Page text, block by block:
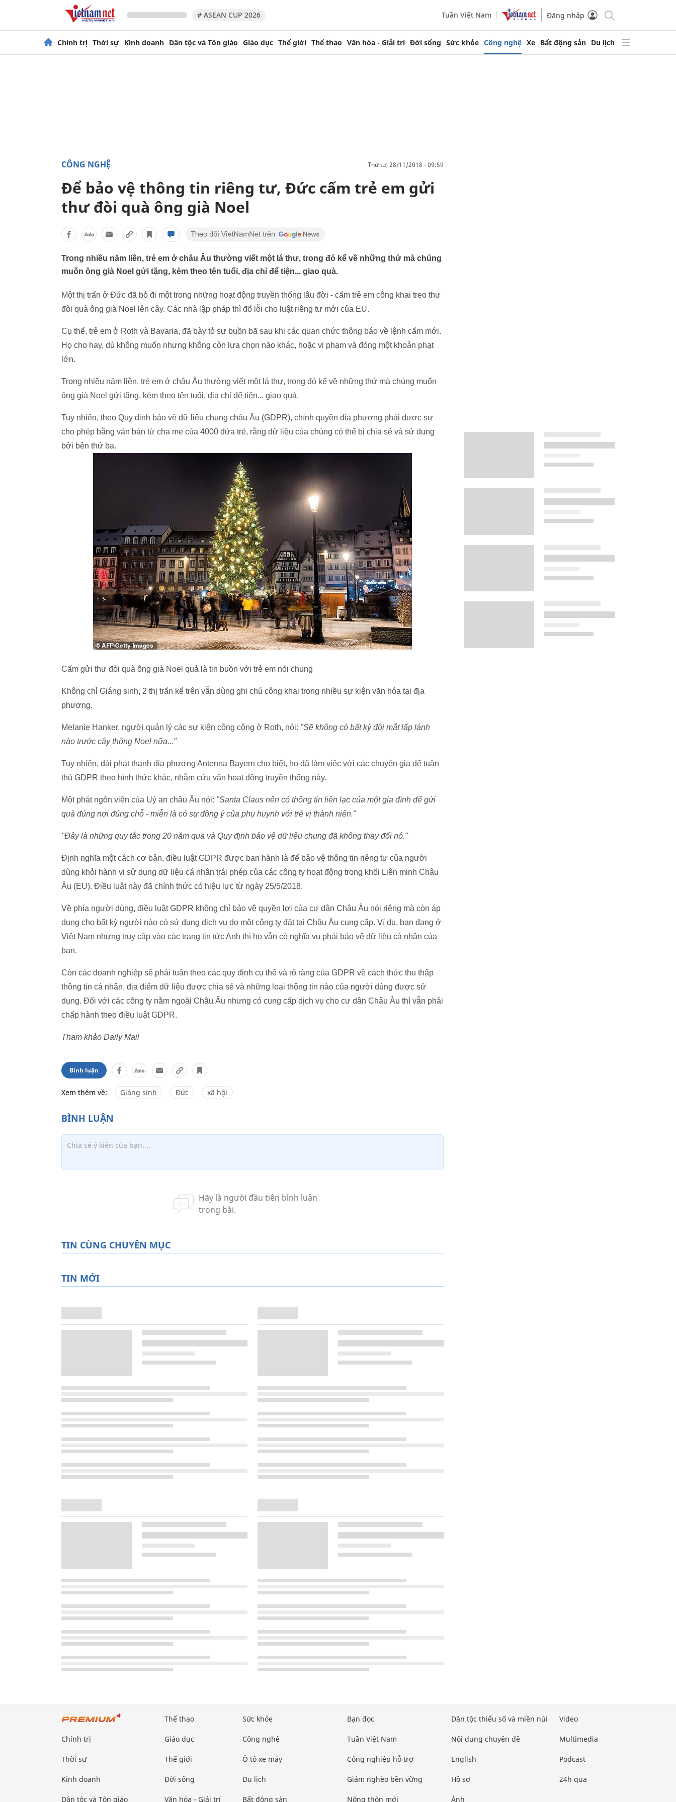
# ASEAN CUP 2026 Tuần Việt Nam Đăng nhập
Chính trị Thời sự Kinh doanh Dân tộc và Tôn giáo Giáo dục Thế giới Thể thao Văn hóa - Giải trí Đời sống Sức khỏe Công nghệ Xe Bất động sản Du lịch
CÔNG NGHỆ thứ tư, 28/11/2018 - 09:59
Để bảo vệ thông tin riêng tư, Đức cấm trẻ em gửi
thư đòi quà ông già Noel
Trong nhiều năm liền, trẻ em ở châu Âu thường viết một lá thư, trong đó kể về những thứ mà chúng
muốn ông già Noel gửi tặng, kèm theo tên tuổi, địa chỉ để tiện... giao quà.
Một thị trấn ở Đức đã bỏ đi một trong những hoạt động truyền thống lâu đời - cấm trẻ em công khai treo thư
đòi quà ông già Noel lên cây. Các nhà lập pháp thì đổ lỗi cho luật riêng tư mới của EU.
Cụ thể, trẻ em ở Roth và Bavaria, đã bày tỏ sự buồn bã sau khi các quan chức thông báo về lệnh cấm mới.
Họ cho hay, dù không muốn nhưng không còn lựa chọn nào khác, hoặc vi phạm và đóng một khoản phạt
lớn.
Trong nhiều năm liền, trẻ em ở châu Âu thường viết một lá thư, trong đó kể về những thứ mà chúng muốn
ông già Noel gửi tặng, kèm theo tên tuổi, địa chỉ để tiện... giao quà.
Tuy nhiên, theo Quy định bảo vệ dữ liệu chung châu Âu (GDPR), chính quyền địa phương phải được sự
cho phép bằng văn bản từ cha mẹ của 4000 đứa trẻ, rằng dữ liệu của chúng có thể bị chia sẻ và sử dụng
bởi bên thứ ba.
Cấm gửi thư đòi quà ông già Noel quả là tin buồn với trẻ em nói chung
Không chỉ Giáng sinh, 2 thị trấn kể trên vẫn dùng ghi chú công khai trong nhiều sự kiện văn hóa tại địa
phương.
Melanie Hanker, người quản lý các sự kiện công cộng ở Roth, nói: "Sẽ không có bất kỳ đôi mắt lấp lánh
nào trước cây thông Noel nữa..."
Tuy nhiên, đài phát thanh địa phương Antenna Bayern cho biết, họ đã làm việc với các chuyên gia để tuân
thủ GDPR theo hình thức khác, nhằm cứu vãn hoạt động truyền thống này.
Một phát ngôn viên của Uỷ an châu Âu nói: "Santa Claus nên có thông tin liên lạc của một gia đình để gửi
quà đúng nơi đúng chỗ - miễn là có sự đồng ý của phụ huynh với trẻ vị thành niên."
"Đây là những quy tắc trong 20 năm qua và Quy định bảo vệ dữ liệu chung đã không thay đổi nó."
Định nghĩa một cách cơ bản, điều luật GDPR được ban hành là để bảo vệ thông tin riêng tư của người
dùng khỏi hành vi sử dụng dữ liệu cá nhân trái phép của các công ty hoạt động trong khối Liên minh Châu
Âu (EU). Điều luật này đã chính thức có hiệu lực từ ngày 25/5/2018.
Về phía người dùng, điều luật GDPR không chỉ bảo vệ quyền lợi của cư dân Châu Âu nói riêng mà còn áp
dụng cho bất kỳ người nào có sử dụng dịch vụ do một công ty đặt tại Châu Âu cung cấp. Ví dụ, bạn đang ở
Việt Nam nhưng truy cập vào các trang tin tức Anh thì họ vẫn có nghĩa vụ phải bảo vệ dữ liệu cá nhân của
bạn.
Còn các doanh nghiệp sẽ phải tuân theo các quy định cụ thể và rõ ràng của GDPR về cách thức thu thập
thông tin cá nhân, địa điểm dữ liệu được chia sẻ và những loại thông tin nào của người dùng được sử
dụng. Đối với các công ty nằm ngoài Châu Âu nhưng có cung cấp dịch vụ cho cư dân Châu Âu thì vẫn phải
chấp hành theo điều luật GDPR.
Tham khảo Daily Mail
Bình luận
Xem thêm về: Giáng sinh Đức xã hội
TIN CÙNG CHUYÊN MỤC
TIN MỚI
Chính trị
Thời sự
Kinh doanh
Dân tộc và Tôn giáo
Thể thao
Giáo dục
Thế giới
Đời sống
Văn hóa - Giải trí
Sức khỏe
Công nghệ
Ô tô xe máy
Du lịch
Bất động sản
Bạn đọc
Tuần Việt Nam
Công nghiệp hỗ trợ
Giảm nghèo bền vững
Nông thôn mới
Dân tộc thiểu số và miền núi
Nội dung chuyên đề
English
Hồ sơ
Ảnh
Video
Multimedia
Podcast
24h qua